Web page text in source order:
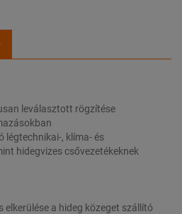
leválasztott rögzítése
légtechnikai-, klíma- és
hidegvizes csővezetékeknek
elkerülése a hideg közeget szállító